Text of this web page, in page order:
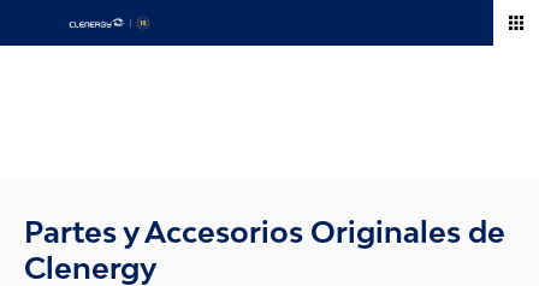
to
Partes y Accesorios Originales de
Clenergy